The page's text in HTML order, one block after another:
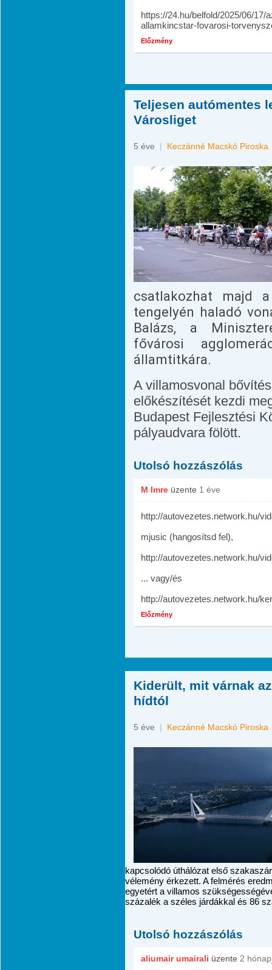
https://24.hu/belfold/2025/06/
allamkincstar-fovarosi-
Előzmény
Teljesen autómentes
Városliget
5 éve | Keczánné Macskó Piroska
csatlakozhat majd
tengelyén haladó
Balázs, a
fővárosi
államtitkára.
A villamosvonal
előkészítését kezdi
Budapest Fejlesztési
pályaudvara fölött.
Utolsó hozzászólás
M Imre üzente 1 éve
http://autovezetes.network.hu/
mjusic (hangosítsd fel),
http://autovezetes.network.hu/
... vagy/és
http://autovezetes.network.hu/
Előzmény
Kiderült, mit várnak
hídtól
5 éve | Keczánné Macskó Piroska
kapcsolódó úthálózat első
vélemény érkezett. A felmérés
egyetért a villamos
százalék a széles járdákkal és 86
Utolsó hozzászólás
aliumair umairali üzente 2